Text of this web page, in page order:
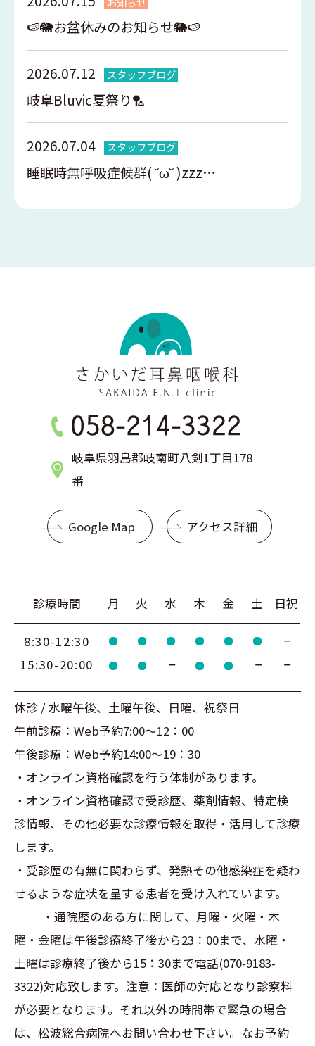
🍉🐘お盆休みのお知らせ🐘🍉
2026.07.12 スタッフブログ
岐阜Bluvic夏祭り🏸
2026.07.04 スタッフブログ
睡眠時無呼吸症候群( ˘ω˘ )zzz…
岐阜県羽島郡岐南町八剣1丁目178
番
Google Map アクセス詳細
診療時間 月 火 水 木 金 土 日祝
8:30-12:30
15:30-20:00
休診 / 水曜午後、土曜午後、日曜、祝祭日
午前診療：Web予約7:00～12：00
午後診療：Web予約14:00～19：30
・オンライン資格確認を行う体制があります。
・オンライン資格確認で受診歴、薬剤情報、特定検
診情報、その他必要な診療情報を取得・活用して診療
します。
・受診歴の有無に関わらず、発熱その他感染症を疑わ
せるような症状を呈する患者を受け入れています。
・通院歴のある方に関して、月曜・火曜・木
曜・金曜は午後診療終了後から23：00まで、水曜・
土曜は診療終了後から15：30まで電話(070-9183-
3322)対応致します。注意：医師の対応となり診察料
が必要となります。それ以外の時間帯で緊急の場合
は、松波総合病院へお問い合わせ下さい。なお予約